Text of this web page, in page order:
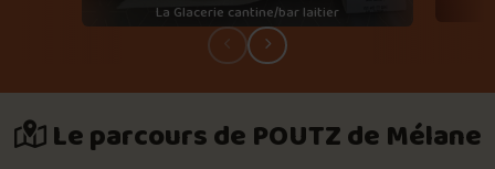
La Glacerie cantine/bar laitier
Le parcours de POUTZ de Mélane